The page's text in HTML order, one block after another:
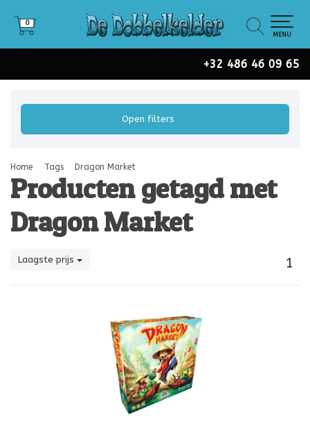
+32 486 46 09 65
0
0
MENU
Open filters
Home Tags Dragon Market
Producten getagd met
Dragon Market
Laagste prijs 1